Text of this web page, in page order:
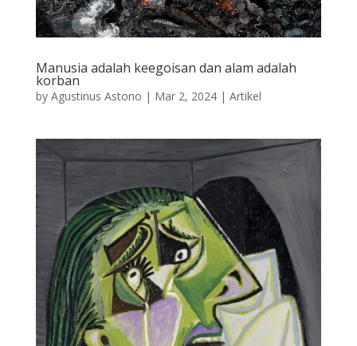
Manusia adalah keegoisan dan alam adalah
korban
by Agustinus Astono | Mar 2, 2024| Artikel